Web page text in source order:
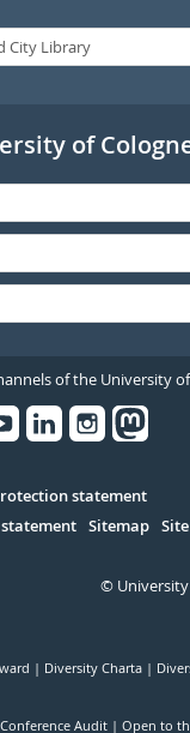
of
of the University
statement
Sitemap
©
Diversity Charta
Audit Open to